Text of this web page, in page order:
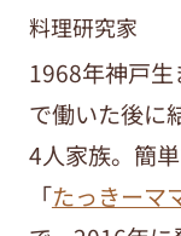
料理研究家
1968年神戸
で働いた後に
4人家族。簡
「たっきーマ